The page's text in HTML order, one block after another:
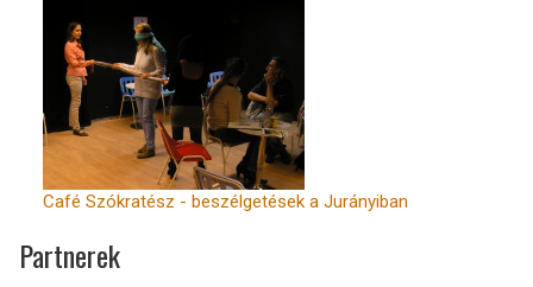
Café Szókratész - beszélgetések a Jurányiban
Partnerek